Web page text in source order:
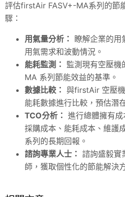
評估firstAir FASV+-MA系列的節
驟：
用氣量分析：
瞭解企業的用
用氣需求和波動情況。
能耗監測： 監測現有空壓機
MA 系列節能效益的基準。
數據比較： 與firstAir 空壓
能耗數據進行比較，預估潛
TCO分析： 進行總體擁有
採購成本、能耗成本、維護
系列的長期回報。
諮詢專業人士： 諮詢盛毅實
師，獲取個性化的節能解決